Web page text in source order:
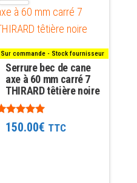
Sur commande - Stock fournisseur
Serrure bec de cane
axe à 60 mm carré 7
THIRARD têtière noire
Note
5.00150.00€ TTC